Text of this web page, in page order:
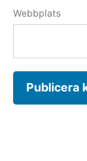
Webbplats